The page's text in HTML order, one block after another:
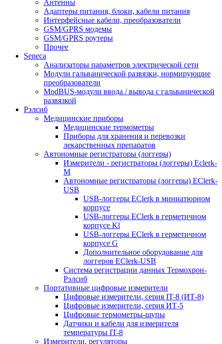
Антенны
Адаптеры питания, блоки, кабели питания
Интерфейсные кабели, преобразователи
GSM/GPRS модемы
GSM/GPRS роутеры
Прочее
Seneca
Анализаторы параметров электрической сети
Модули гальванической развязки, нормирующие
преобразователи
ModBUS-модули ввода / вывода с гальванической
развязкой
Рэлсиб
Медицинские приборы
Медицинские термометры
Приборы для хранения и перевозки
лекарственных препаратов
Автономные регистраторы (логгеры)
Измерители - регистраторы (логгеры) Eclerk-
M
Автономные регистраторы (логгеры) EClerk-
USB
USB-логгеры EClerk в миниатюрном
корпусе
USB-логгеры EClerk в герметичном
корпусе Kl
USB-логгеры EClerk в герметичном
корпусе G
Дополнительное оборудование для
логгеров EClerk-USB
Система регистрации данных Термохрон-
Рэлсиб
Портативные цифровые измерители
Цифровые измерители, серия IT-8 (ИТ-8)
Цифровые измерители, серия ИТ-5
Цифровые термометры-щупы
Датчики и кабели для измерителя
температуры IT-8
Измерители, регуляторы